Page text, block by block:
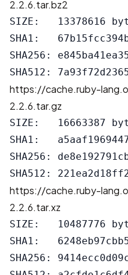
2.2.6.tar.bz2
SIZE:   13378616
SHA1:
SHA256:
https://cache.ruby-
2.2.6.tar.gz
SIZE:   16663387
SHA1:
SHA256:
https://cache.ruby-
2.2.6.tar.xz
SIZE:   10487776
SHA1:
SHA256: